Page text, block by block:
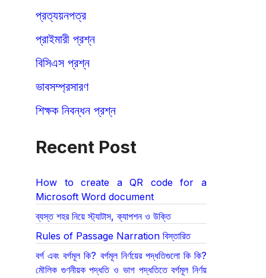
প্রত্যয়নপত্র
প্রাইমারী প্রশ্ন
বিসিএস প্রশ্ন
ভাবসম্প্রসারণ
শিক্ষক নিবন্ধন প্রশ্ন
Recent Post
How to create a QR code for a
Microsoft Word document
ব্যস্ত শহর নিয়ে স্ট্যাটাস, ক্যাপশন ও উক্তি
Rules of Passage Narration বিস্তারিত
বর্গ এবং বর্গমূল কি? বর্গমূল নির্ণয়ের পদ্ধতিগুলো কি কি?
মৌলিক গুণনীয়ক পদ্ধতি ও ভাগ পদ্ধতিতে বর্গমূল নির্ণয়